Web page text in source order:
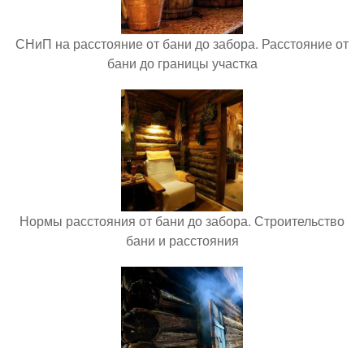
СНиП на расстояние от бани до забора. Расстояние от
бани до границы участка
Нормы расстояния от бани до забора. Строительство
бани и расстояния